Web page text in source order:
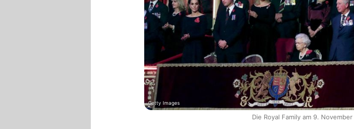
Getty Images
Die Royal Family am 9.